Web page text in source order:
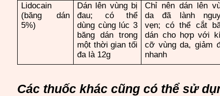
Lidocain
(băng dán
5%)
Dán lên vùng bị
đau; có thể
dùng cùng lúc 3
băng dán trong
một thời gian tối
đa là 12g
Chỉ nên dán lên
da đã lành
vẹn; có thể cắt
dán cho hợp với
cỡ vùng da, giảm
nhanh
Các thuốc khác cũng có thể sử